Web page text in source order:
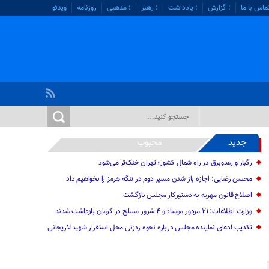
با ما : گزارش : یادداشت : رهبر : مذهبی روزنامه ویدئو
جدید محبوب
رگبار و رعدوبرق در راه شمال کشور؛ تهران خنک‌تر می‌شود
محسن رضایی: اجازه باز شدن مسیر دوم در تنگه هرمز را نخواهیم داد
اصلاح قانون مهریه به دستورکار مجلس بازگشت
وزارت اطلاعات: ۲۱ مزدور موساد و ۴ شرور مسلح در کرمان بازداشت شدند
تکذیب ادعای نماینده مجلس درباره نحوه ردزنی محل استقرار شهید لاریجانی